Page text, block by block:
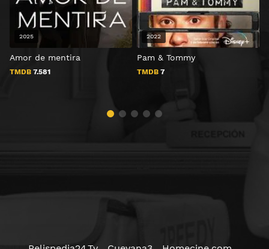
Amor de mentira
TMDB 7.581
2025
Pam & Tommy
TMDB 7
2022